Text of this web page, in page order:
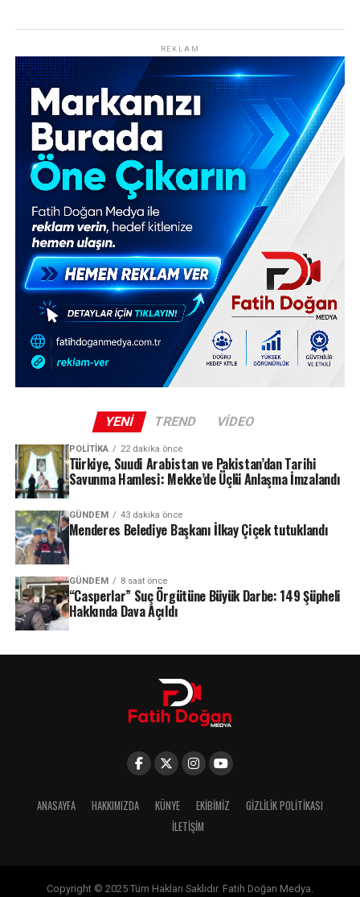
REKLAM
YENI TREND VIDEO
POLITIKA 22 dakika önce
Türkiye, Suudi Arabistan ve Pakistan’dan Tarihi
Savunma Hamlesi: Mekke’de Üçlü Anlaşma İmzalandı
GÜNDEM 43 dakika önce
Menderes Belediye Başkanı İlkay Çiçek tutuklandı
GÜNDEM 8 saat önce
“Casperlar” Suç Örgütüne Büyük Darbe: 149 Şüpheli
Hakkında Dava Açıldı
ANASAYFA HAKKIMIZDA KÜNYE EKIBIMIZ
GIZLILIK POLITIKASI
İLETIŞIM
Copyright © 2025 Tüm Hakları Saklıdır. Fatih Doğan Medya.